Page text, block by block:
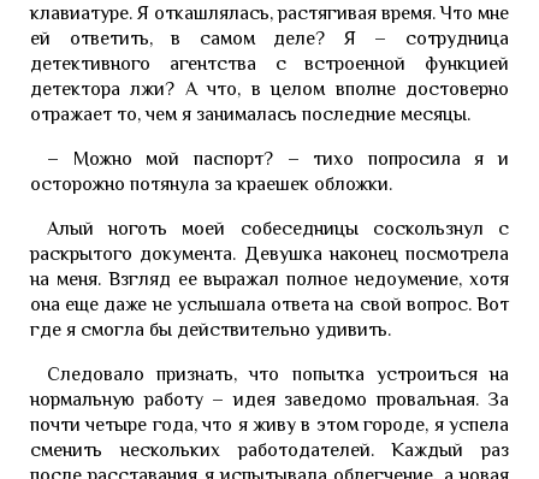
клавиатуре. Я откашлялась, растягивая время. Что мне
ей ответить, в самом деле? Я – сотрудница
детективного агентства с встроенной функцией
детектора лжи? А что, в целом вполне достоверно
отражает то, чем я занималась последние месяцы.
– Можно мой паспорт? – тихо попросила я и
осторожно потянула за краешек обложки.
Алый ноготь моей собеседницы соскользнул с
раскрытого документа. Девушка наконец посмотрела
на меня. Взгляд ее выражал полное недоумение, хотя
она еще даже не услышала ответа на свой вопрос. Вот
где я смогла бы действительно удивить.
Следовало признать, что попытка устроиться на
нормальную работу – идея заведомо провальная. За
почти четыре года, что я живу в этом городе, я успела
сменить нескольких работодателей. Каждый раз